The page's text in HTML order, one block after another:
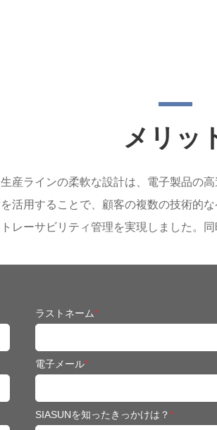
メリッ
産ラインの柔軟な設計は、電子製品の
活用することで、顧客の複数の技術的
レーサビリティ管理を実現しました。
ラストネーム*
電子メール*
SIASUNを知ったきっかけは？*